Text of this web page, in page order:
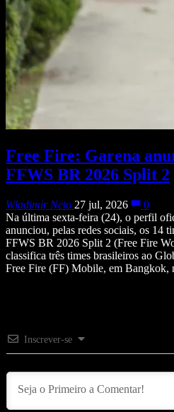
Free Fire: Garena
FFWS BR 2026 Split 2
Wladimir Neto 27 jul, 2026
0
Na última sexta-feira (24), o perfil
anunciou, pelas redes sociais, os 14
FFWS BR 2026 Split 2 (Free Fire
classifica três times brasileiros ao
Free Fire (FF) Mobile, em
Inscrever-se